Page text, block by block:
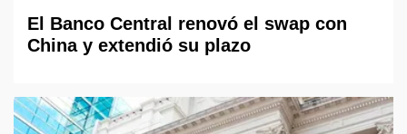
El Banco Central renovó el swap con
China y extendió su plazo